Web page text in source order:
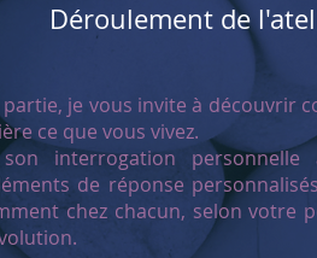
je vous invite à découvrir
ce que vous vivez.
son interrogation
de réponse
chez chacun, selon votre
Déroulement de